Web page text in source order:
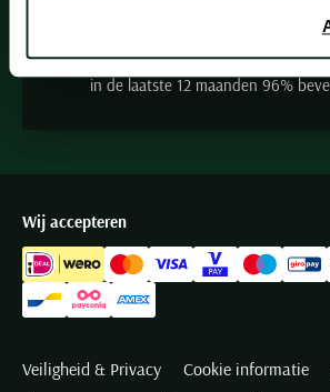
State of Art
Tommy Hilfiger
Tramarossa
UBR
Vanguard
Wellington of Billmore
31790 beoordelingen
in de laatste 12 maanden 96%
Wij accepteren
Veiligheid & Privacy Cookie informatie